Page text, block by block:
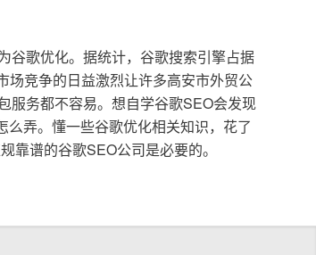
谷歌优化。据统计，谷歌搜索引擎占据
场竞争的日益激烈让许多高安市外贸公
服务都不容易。想自学谷歌SEO会发现
弄。懂一些谷歌优化相关知识，花了
靠谱的谷歌SEO公司是必要的。